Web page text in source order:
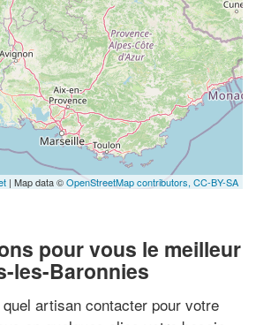
| Map data ©OpenStreetMap contributors, CC-BY-SA
pour vous le meilleur
les-Baronnies
artisan contacter pour votre